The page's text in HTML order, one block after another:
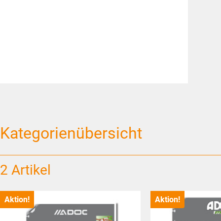
Kategorienübersicht
2 Artikel
Aktion! Aktion!